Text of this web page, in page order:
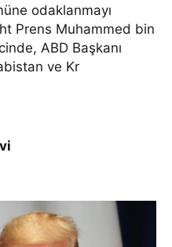
odaklanmayı
Prens Muhammed bin
ABD Başkanı
ve Kr